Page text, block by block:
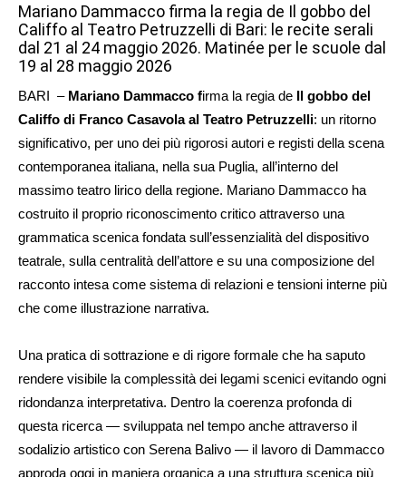
Mariano Dammacco firma la regia de Il gobbo del
Califfo al Teatro Petruzzelli di Bari: le recite serali
dal 21 al 24 maggio 2026. Matinée per le scuole dal
19 al 28 maggio 2026
BARI – Mariano Dammacco firma la regia de Il gobbo del
Califfo di Franco Casavola al Teatro Petruzzelli: un ritorno
significativo, per uno dei più rigorosi autori e registi della scena
contemporanea italiana, nella sua Puglia, all’interno del
massimo teatro lirico della regione. Mariano Dammacco ha
costruito il proprio riconoscimento critico attraverso una
grammatica scenica fondata sull’essenzialità del dispositivo
teatrale, sulla centralità dell’attore e su una composizione del
racconto intesa come sistema di relazioni e tensioni interne più
che come illustrazione narrativa.
Una pratica di sottrazione e di rigore formale che ha saputo
rendere visibile la complessità dei legami scenici evitando ogni
ridondanza interpretativa. Dentro la coerenza profonda di
questa ricerca — sviluppata nel tempo anche attraverso il
sodalizio artistico con Serena Balivo — il lavoro di Dammacco
approda oggi in maniera organica a una struttura scenica più